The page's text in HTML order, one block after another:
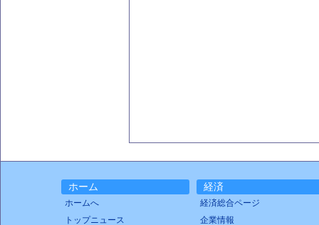
ホーム
ホームへ
トップニュース
経済
経済総合ページ
企業情報